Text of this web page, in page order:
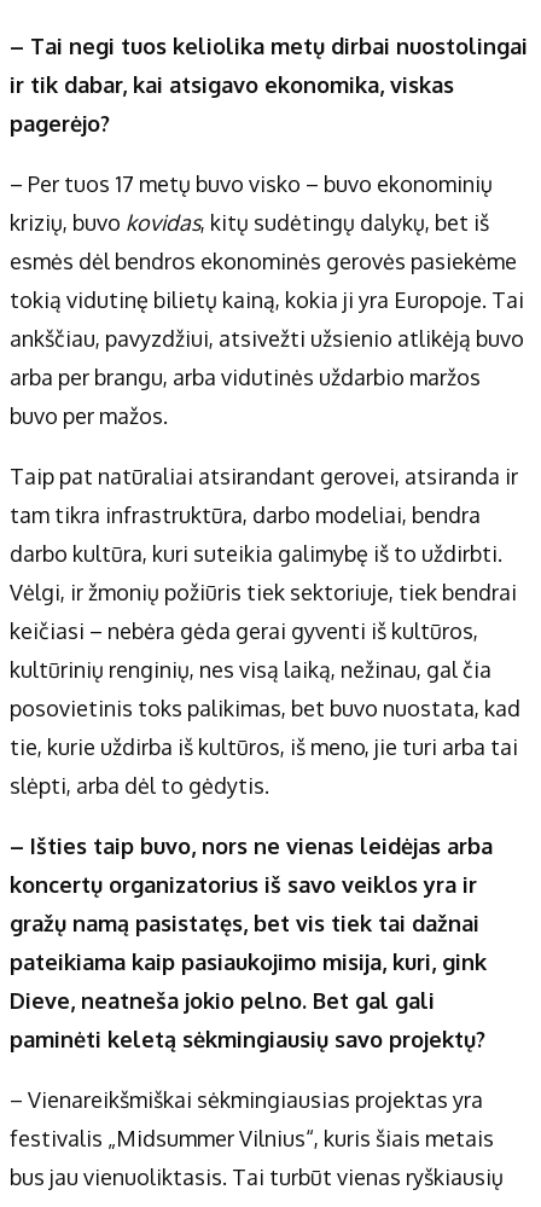
– Tai negi tuos keliolika metų dirbai nuostolingai
ir tik dabar, kai atsigavo ekonomika, viskas
pagerėjo?
– Per tuos 17 metų buvo visko – buvo ekonominių
krizių, buvo kovidas, kitų sudėtingų dalykų, bet iš
esmės dėl bendros ekonominės gerovės pasiekėme
tokią vidutinę bilietų kainą, kokia ji yra Europoje. Tai
ankščiau, pavyzdžiui, atsivežti užsienio atlikėją buvo
arba per brangu, arba vidutinės uždarbio maržos
buvo per mažos.
Taip pat natūraliai atsirandant gerovei, atsiranda ir
tam tikra infrastruktūra, darbo modeliai, bendra
darbo kultūra, kuri suteikia galimybę iš to uždirbti.
Vėlgi, ir žmonių požiūris tiek sektoriuje, tiek bendrai
keičiasi – nebėra gėda gerai gyventi iš kultūros,
kultūrinių renginių, nes visą laiką, nežinau, gal čia
posovietinis toks palikimas, bet buvo nuostata, kad
tie, kurie uždirba iš kultūros, iš meno, jie turi arba tai
slėpti, arba dėl to gėdytis.
– Išties taip buvo, nors ne vienas leidėjas arba
koncertų organizatorius iš savo veiklos yra ir
gražų namą pasistatęs, bet vis tiek tai dažnai
pateikiama kaip pasiaukojimo misija, kuri, gink
Dieve, neatneša jokio pelno. Bet gal gali
paminėti keletą sėkmingiausių savo projektų?
– Vienareikšmiškai sėkmingiausias projektas yra
festivalis „Midsummer Vilnius“, kuris šiais metais
bus jau vienuoliktasis. Tai turbūt vienas ryškiausių